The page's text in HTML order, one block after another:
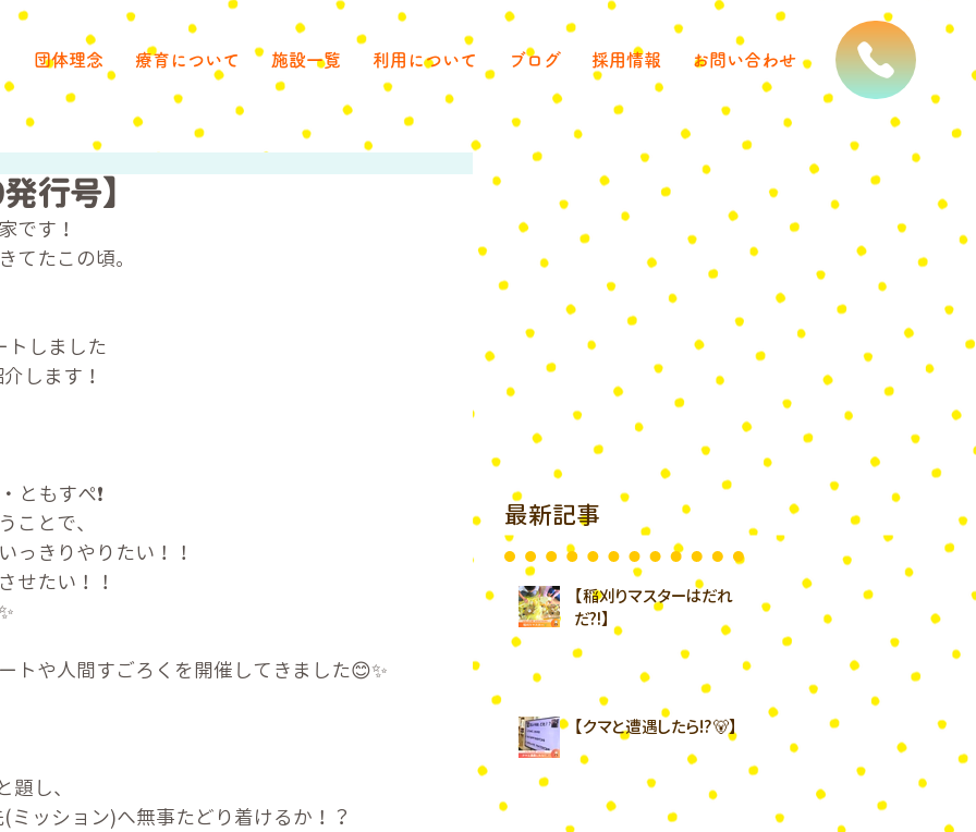
団体理念 療育について 施設一覧 利用について ブログ 採用情報 お問い合わせ
行号】
です！
てたこの頃。
トしました
します！
もすぺ❗
ことで、
っきりやりたい！！
せたい！！
トや人間すごろくを開催してきました😊✨
し、
ッション)へ無事たどり着けるか！？
最新記事
【稲刈りマスターはだれ
だ⁈】
【クマと遭遇したら⁉︎🐻】